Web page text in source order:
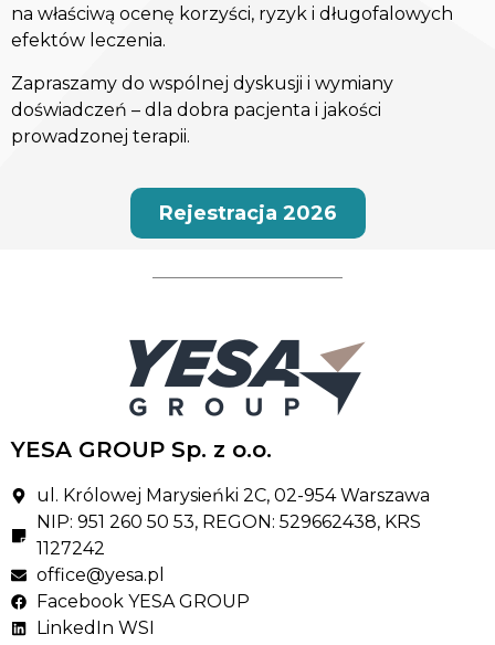
na właściwą ocenę korzyści, ryzyk i długofalowych
efektów leczenia.
Zapraszamy do wspólnej dyskusji i wymiany
doświadczeń – dla dobra pacjenta i jakości
prowadzonej terapii.
Rejestracja 2026
YESA GROUP Sp. z o.o.
ul. Królowej Marysieńki 2C, 02-954 Warszawa
NIP: 951 260 50 53, REGON: 529662438, KRS
1127242
office@yesa.pl
Facebook YESA GROUP
LinkedIn WSI